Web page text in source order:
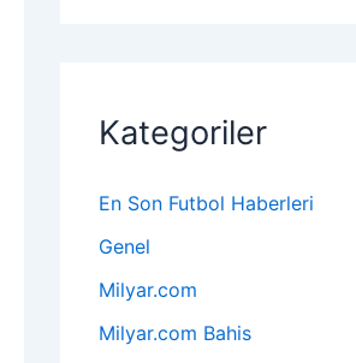
Kategoriler
En Son Futbol Haberleri
Genel
Milyar.com
Milyar.com Bahis